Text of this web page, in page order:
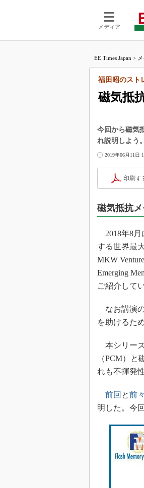
メディア
EE Times Japan >
磁気抵
福田昭のスト
今回から磁気
れ説明しよう。
2019年06月11日
印刷す
磁気抵抗
2018年8月
する世界最
MKW
Emerging
ご紹介して
なお講演
を助けるた
本シリー
（PCM）
れも不揮発
前回 と前
明した。今